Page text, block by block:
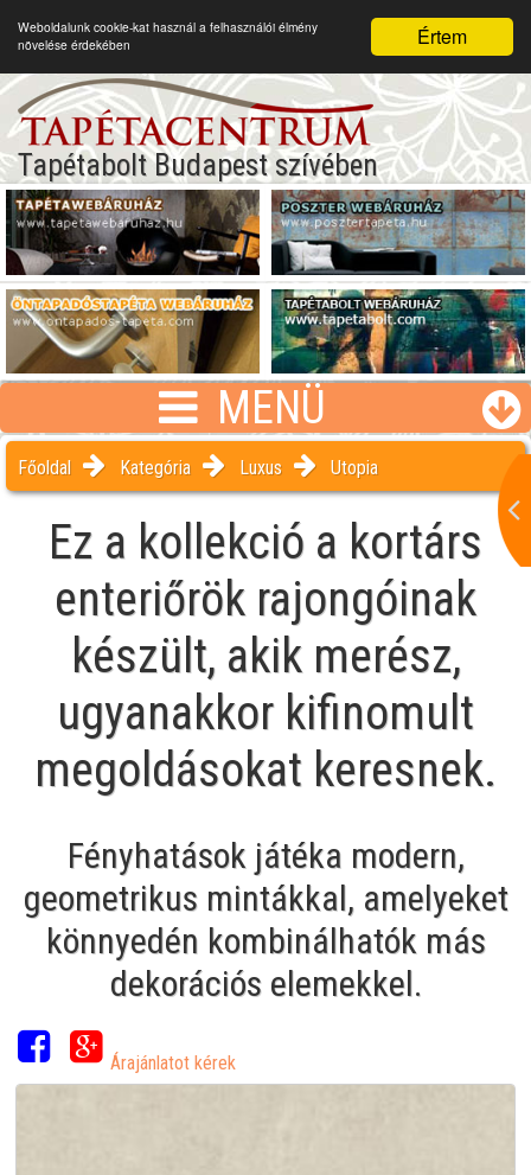
Értem
Weboldalunk cookie-kat használ a felhasználói élmény
növelése érdekében
Tapétabolt Budapest szívében
MENÜ
Főoldal Kategória Luxus Utopia
Ez a kollekció a kortárs
enteriőrök rajongóinak
készült, akik merész,
ugyanakkor kifinomult
megoldásokat keresnek.
Fényhatások játéka modern,
geometrikus mintákkal, amelyeket
könnyedén kombinálhatók más
dekorációs elemekkel.
Árajánlatot kérek